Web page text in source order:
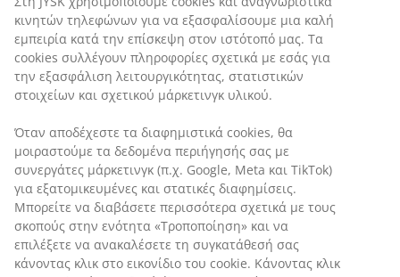
Χαρακτηριστικά προϊόντος
Αξιολογήσεις
Αποστολή
Εξατομικεύουμε την εμπειρία σας
Στη JYSK χρησιμοποιούμε cookies και αναγνωριστικά κινητών
τηλεφώνων για να εξασφαλίσουμε μια καλή εμπειρία κατά την
επίσκεψη στον ιστότοπό μας. Τα cookies συλλέγουν
πληροφορίες σχετικά με εσάς για την εξασφάλιση
λειτουργικότητας, στατιστικών στοιχείων και σχετικού
μάρκετινγκ υλικού.